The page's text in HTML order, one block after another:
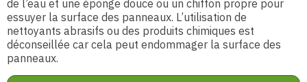
de l’eau et une éponge douce ou un chiffon propre pour
essuyer la surface des panneaux. L’utilisation de
nettoyants abrasifs ou des produits chimiques est
déconseillée car cela peut endommager la surface des
panneaux.